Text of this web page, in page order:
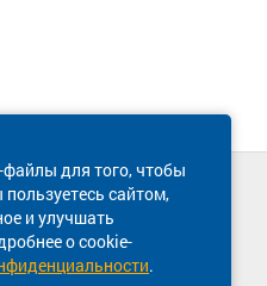
для того, чтобы
сайтом,
и улучшать
о cookie-
.
поддержка сайта
03-38